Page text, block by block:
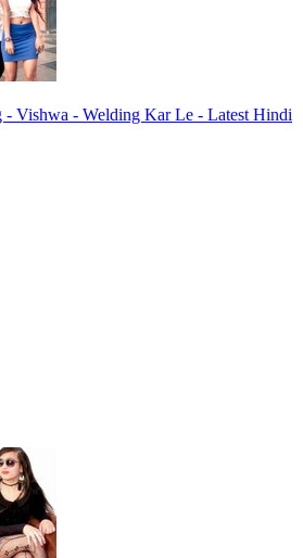
Vishwa - Welding Kar Le - Latest Hindi